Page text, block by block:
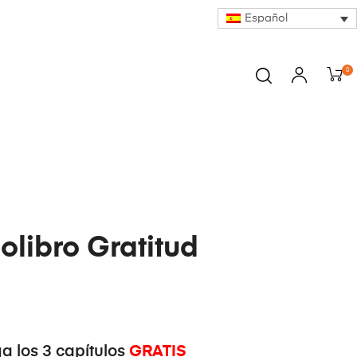
Español
0
Gratitud
los 3 capítulos GRATIS